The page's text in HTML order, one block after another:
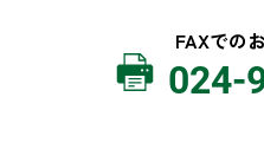
FAXでの
024-